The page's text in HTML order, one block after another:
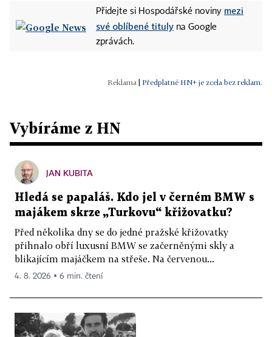
Přidejte si Hospodářské noviny mezi
své oblíbené tituly na Google
zprávách.
Předplatné HN+ je zcela bez reklam.
Vybíráme z HN
JAN KUBITA
Hledá se papaláš. Kdo jel v černém BMW s
majákem skrze „Turkovu“ křižovatku?
Před několika dny se do jedné pražské křižovatky
přihnalo obří luxusní BMW se začerněnými skly a
blikajícím majáčkem na střeše. Na červenou...
4. 8. 2026 ▪ 6 min. čtení